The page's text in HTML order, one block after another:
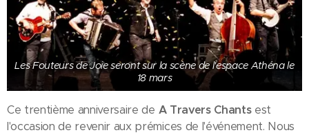
Les Fouteurs de Joie seront sur la scène de l'espace Athéna le
18 mars
Ce trentième anniversaire de A Travers Chantsest
l'occasion de revenir aux prémices de l'événement. Nous